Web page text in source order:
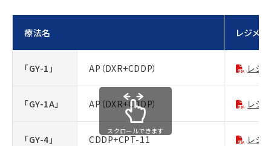
療法名 レジメン
「GY-1」 AP（DXR+CDDP） レジ
「GY-1A」 AP（DXR+CDDP） レジ
「GY-4」 CDDP+CPT-11 レジ
スクロールできます